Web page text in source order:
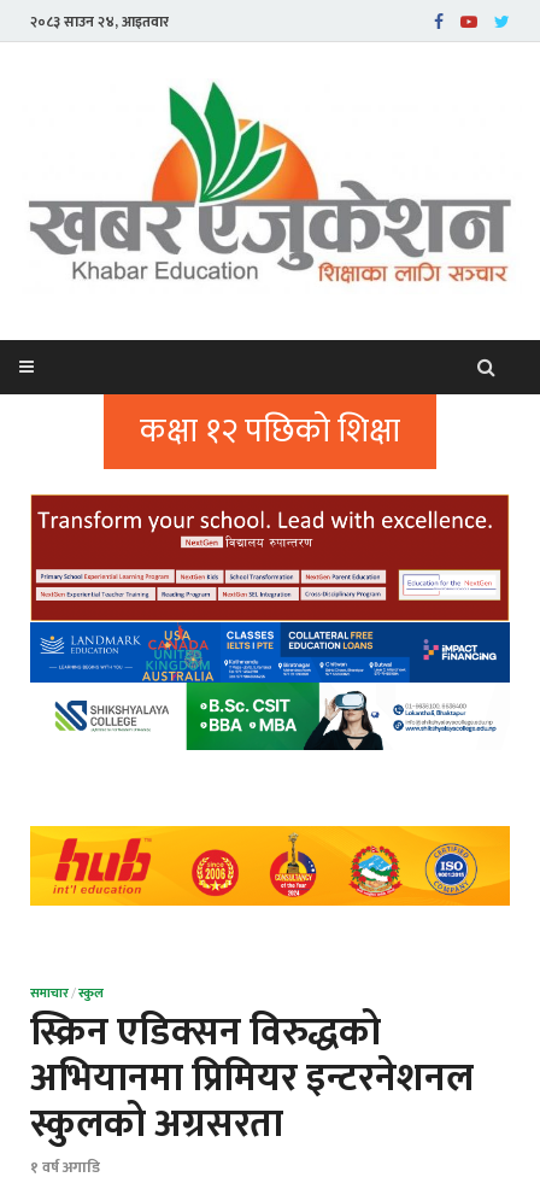
२०८३ साउन २४, आइतवार
कक्षा १२ पछिको शिक्षा
समाचार/स्कुल
स्क्रिन एडिक्सन विरुद्धको
अभियानमा प्रिमियर इन्टरनेशनल
स्कुलको अग्रसरता
१ वर्ष अगाडि